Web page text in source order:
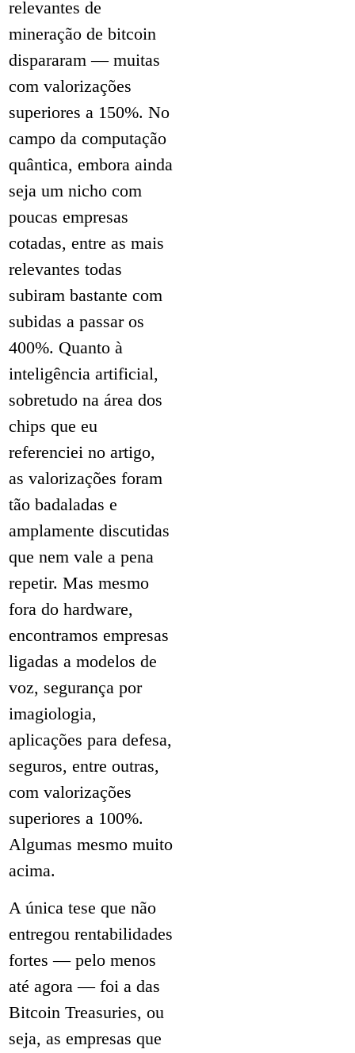
relevantes de
mineração de bitcoin
dispararam — muitas
com valorizações
superiores a 150%. No
campo da computação
quântica, embora ainda
seja um nicho com
poucas empresas
cotadas, entre as mais
relevantes todas
subiram bastante com
subidas a passar os
400%. Quanto à
inteligência artificial,
sobretudo na área dos
chips que eu
referenciei no artigo,
as valorizações foram
tão badaladas e
amplamente discutidas
que nem vale a pena
repetir. Mas mesmo
fora do hardware,
encontramos empresas
ligadas a modelos de
voz, segurança por
imagiologia,
aplicações para defesa,
seguros, entre outras,
com valorizações
superiores a 100%.
Algumas mesmo muito
acima.
A única tese que não
entregou rentabilidades
fortes — pelo menos
até agora — foi a das
Bitcoin Treasuries, ou
seja, as empresas que